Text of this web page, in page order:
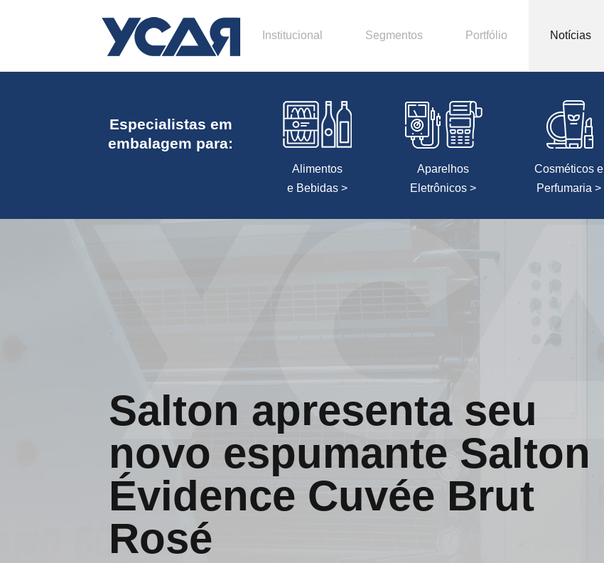
Institucional Segmentos Portfólio Notícias
Especialistas em
embalagem para:
Alimentos
e Bebidas >
Aparelhos
Eletrônicos >
Cosméticos e
Perfumaria >
Salton apresenta seu
novo espumante Salton
Évidence Cuvée Brut
Rosé